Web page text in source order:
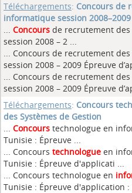
Téléchargements: Concours de
informatique session 2008–2009
... Concours de recrutement
session 2008 – 2 ...
... Concours de recrutement des
session 2008 – 2009 Épreuve
... Concours de recrutement
session 2008 – 2009 Épreuve
Téléchargements: Concours
des Systèmes de Gestion
... Concours technologue en
Tunisie : Épreuve ...
... Concours technologue en
Tunisie : Épreuve d'applicati ...
... Concours technologue en
Tunisie : Épreuve d'application :